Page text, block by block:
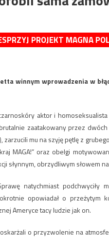
PROJEKT MAGNA
winnym wprowadzenia w
aktor i
zaatakowany przez
mu na szyję pętlę z
MAGA!” oraz obelgi
słynnym, obrzydliwym słowem na
natychmiast podchwyciły
opowiadał o przeżytym
Ameryce tacy ludzie jak on.
o przyzwolenie na